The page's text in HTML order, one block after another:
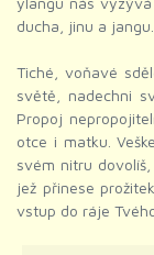
ducha, jinu a jangu.
Tiché, voňavé
světě, nadechni
Propoj
otce i matku.
svém nitru
jež přinese
vstup do ráje